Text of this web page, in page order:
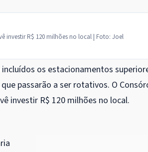
investir R$ 120 milhões no local | Foto: Joel
os estacionamentos
passarão a ser rotativos. O
investir R$ 120 milhões no local.